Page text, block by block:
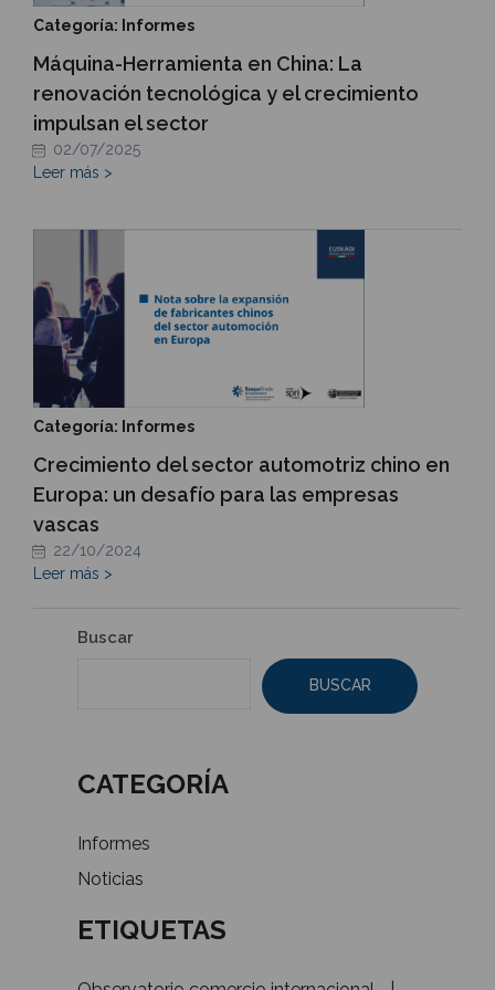
Categoría: Informes
Máquina-Herramienta en China: La
renovación tecnológica y el crecimiento
impulsan el sector
02/07/2025
Leer más >
Categoría: Informes
Crecimiento del sector automotriz chino en
Europa: un desafío para las empresas
vascas
22/10/2024
Leer más >
Buscar
BUSCAR
CATEGORÍA
Informes
Noticias
ETIQUETAS